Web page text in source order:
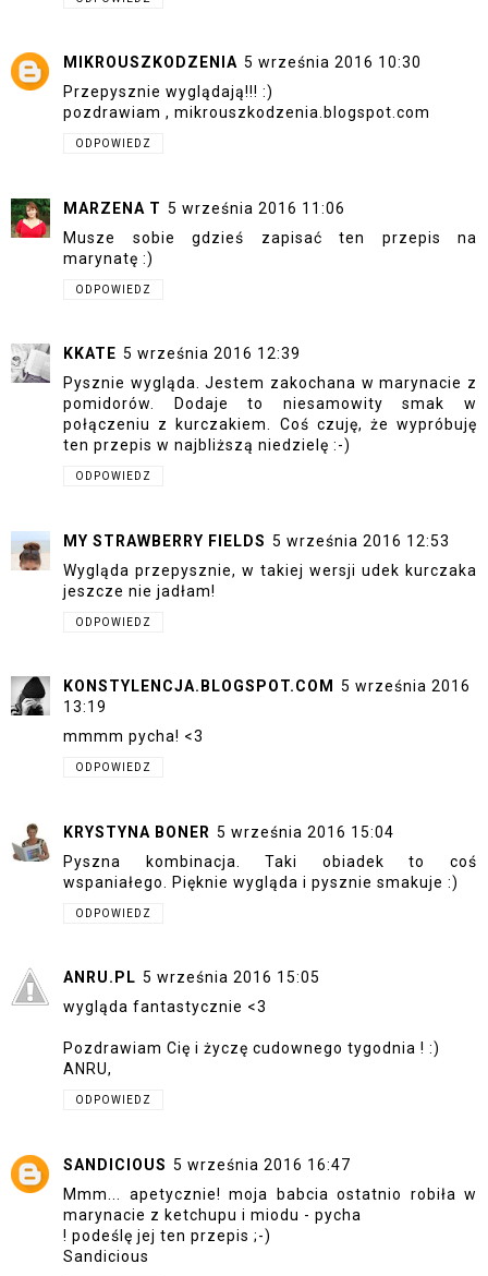
MIKROUSZKODZENIA 5 września 2016 10:30
Przepysznie wyglądają!!! :)
pozdrawiam , mikrouszkodzenia.blogspot.com
ODPOWIEDZ
MARZENA T 5 września 2016 11:06
Musze sobie gdzieś zapisać ten przepis na
marynatę :)
ODPOWIEDZ
KKATE 5 września 2016 12:39
Pysznie wygląda. Jestem zakochana w marynacie z
pomidorów. Dodaje to niesamowity smak w
połączeniu z kurczakiem. Coś czuję, że wypróbuję
ten przepis w najbliższą niedzielę :-)
ODPOWIEDZ
MY STRAWBERRY FIELDS 5 września 2016 12:53
Wygląda przepysznie, w takiej wersji udek kurczaka
jeszcze nie jadłam!
ODPOWIEDZ
KONSTYLENCJA.BLOGSPOT.COM
5 września 2016
13:19
mmmm pycha! <3
ODPOWIEDZ
KRYSTYNA BONER 5 września 2016 15:04
Pyszna kombinacja. Taki obiadek to coś
wspaniałego. Pięknie wygląda i pysznie smakuje :)
ODPOWIEDZ
ANRU.PL 5 września 2016 15:05
wygląda fantastycznie <3
Pozdrawiam Cię i życzę cudownego tygodnia ! :)
ANRU,
ODPOWIEDZ
SANDICIOUS 5 września 2016 16:47
Mmm... apetycznie! moja babcia ostatnio robiła w
marynacie z ketchupu i miodu - pycha
! podeślę jej ten przepis ;-)
Sandicious